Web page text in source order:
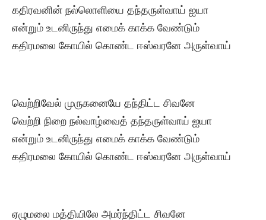
கதிரவனின் நல்லொளியை தந்தருள்வாய் ஐயா
என்றும் உடனிருந்து எமைக் காக்க வேண்டும்
கதிரமலை கோயில் கொண்ட ஈஸ்வரனே அருள்வாய்
வெற்றிவேல் முருகனையே தந்திட்ட சிவனே
வெற்றி நிறை நல்வாழ்வைத் தந்தருள்வாய் ஐயா
என்றும் உடனிருந்து எமைக் காக்க வேண்டும்
கதிரமலை கோயில் கொண்ட ஈஸ்வரனே அருள்வாய்
ஏழுமலை மத்தியிலே அமர்ந்திட்ட சிவனே